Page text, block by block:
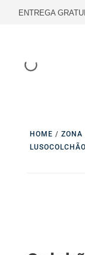
ENTREGA
HOME / ZONA
LUSOCOLCHÃO